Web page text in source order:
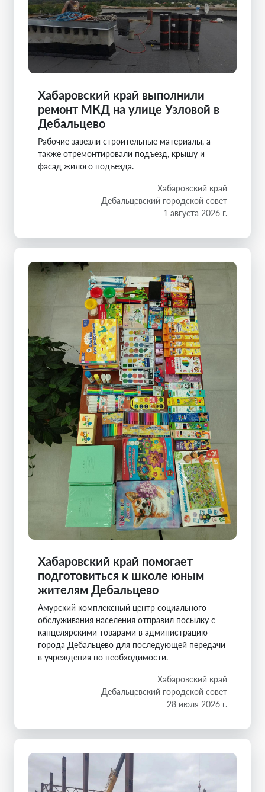
Хабаровский край выполнили
ремонт МКД на улице Узловой в
Дебальцево
Рабочие завезли строительные материалы, а
также отремонтировали подъезд, крышу и
фасад жилого подъезда.
Хабаровский край
Дебальцевский городской совет
1 августа 2026 г.
Хабаровский край помогает
подготовиться к школе юным
жителям Дебальцево
Амурский комплексный центр социального
обслуживания населения отправил посылку с
канцелярскими товарами в администрацию
города Дебальцево для последующей передачи
в учреждения по необходимости.
Хабаровский край
Дебальцевский городской совет
28 июля 2026 г.